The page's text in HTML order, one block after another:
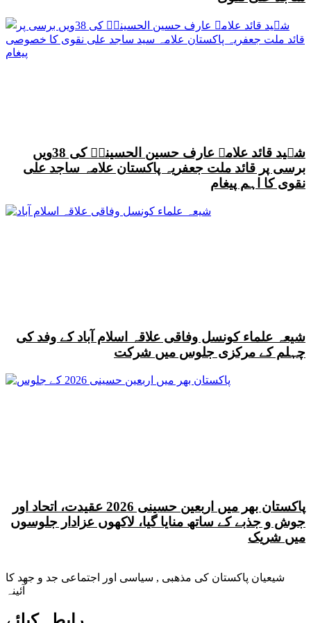
شہید قائد علامہ عارف حسین الحسینیؒ کی 38ویں
برسی پر قائد ملت جعفریہ پاکستان علامہ ساجد علی
نقوی کا اہم پیغام
شیعہ علماء کونسل وفاقی علاقہ اسلام آباد کے وفد کی
چہلم کے مرکزی جلوس میں شرکت
پاکستان بھر میں اربعین حسینی 2026 عقیدت، اتحاد اور
جوش و جذبے کے ساتھ منایا گیا، لاکھوں عزادار جلوسوں
میں شریک
شیعیان پاکستان کی مذهبی , سیاسی اور اجتماعی جد و جهد کا
آئینہ